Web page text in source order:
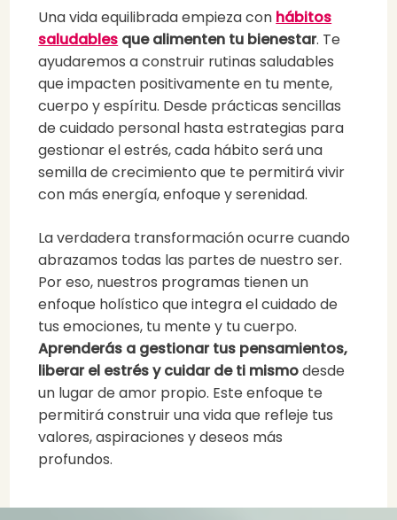
Una vida equilibrada empieza con hábitos
saludables que alimenten tu bienestar. Te
ayudaremos a construir rutinas saludables
que impacten positivamente en tu mente,
cuerpo y espíritu. Desde prácticas sencillas
de cuidado personal hasta estrategias para
gestionar el estrés, cada hábito será una
semilla de crecimiento que te permitirá vivir
con más energía, enfoque y serenidad.
La verdadera transformación ocurre cuando
abrazamos todas las partes de nuestro ser.
Por eso, nuestros programas tienen un
enfoque holístico que integra el cuidado de
tus emociones, tu mente y tu cuerpo.
Aprenderás a gestionar tus pensamientos,
liberar el estrés y cuidar de ti mismodesde
un lugar de amor propio. Este enfoque te
permitirá construir una vida que refleje tus
valores, aspiraciones y deseos más
profundos.